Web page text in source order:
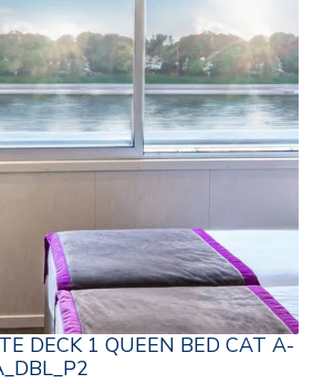
DECK 1 QUEEN BED CAT A-